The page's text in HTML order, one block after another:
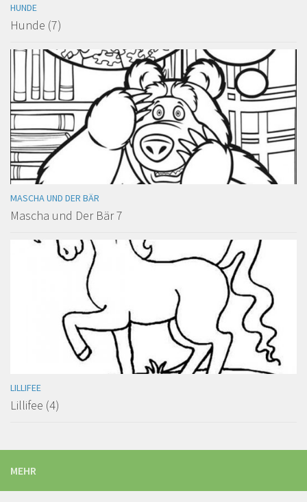
HUNDE
Hunde (7)
MASCHA UND DER BÄR
Mascha und Der Bär 7
LILLIFEE
Lillifee (4)
MEHR